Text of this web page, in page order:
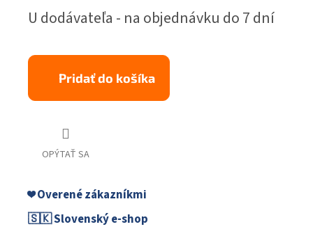
cena:
U dodávateľa - na objednávku do 7 dní
Pridať do košíka
OPÝTAŤ SA
❤️ Overené zákazníkmi
🇸🇰 Slovenský e-shop